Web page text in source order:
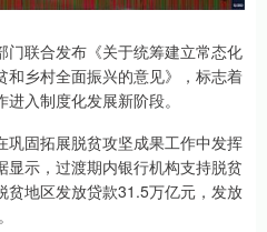
联合发布《关于统筹建立常态化
和乡村全面振兴的意见》，标志着
入制度化发展新阶段。
固拓展脱贫攻坚成果工作中发挥
显示，过渡期内银行机构支持脱贫
贫地区发放贷款31.5万亿元，发放